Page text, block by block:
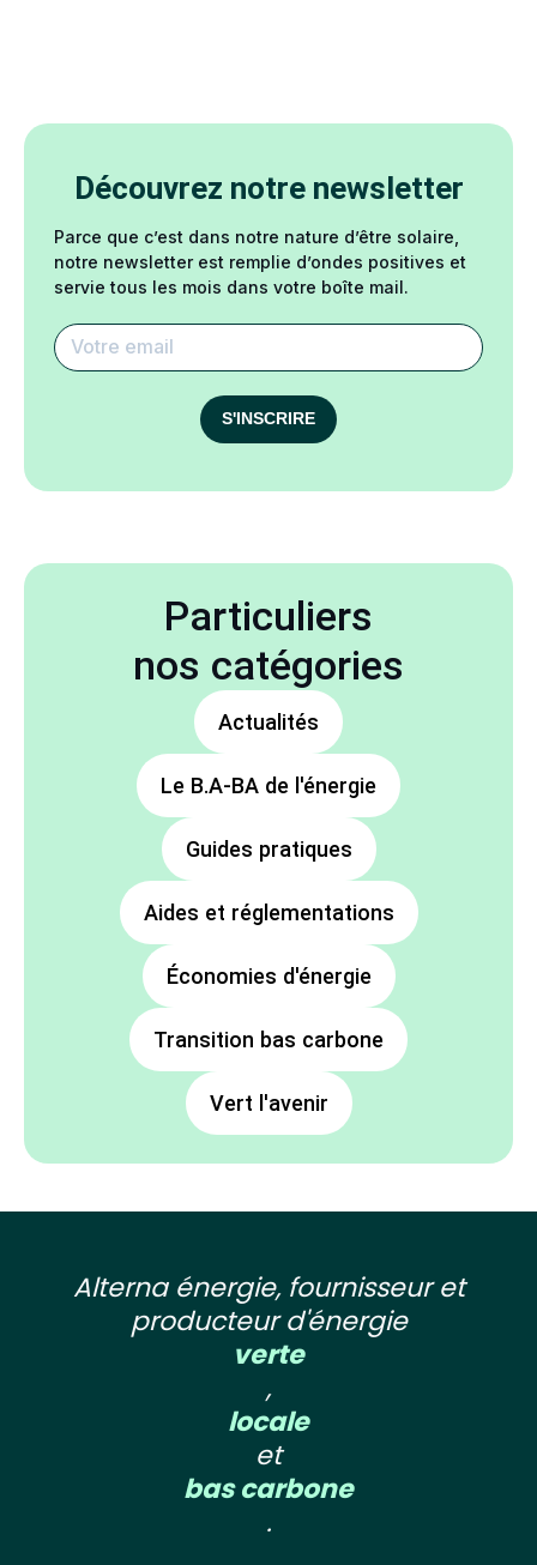
Découvrez notre newsletter
Parce que c’est dans notre nature d’être solaire,
notre newsletter est remplie d’ondes positives et
servie tous les mois dans votre boîte mail.
S'INSCRIRE
Particuliers
nos catégories
Actualités
Le B.A-BA de l'énergie
Guides pratiques
Aides et réglementations
Économies d'énergie
Transition bas carbone
Vert l'avenir
Alterna énergie, fournisseur et
producteur d'énergie
verte
,
locale
et
bas carbone
.